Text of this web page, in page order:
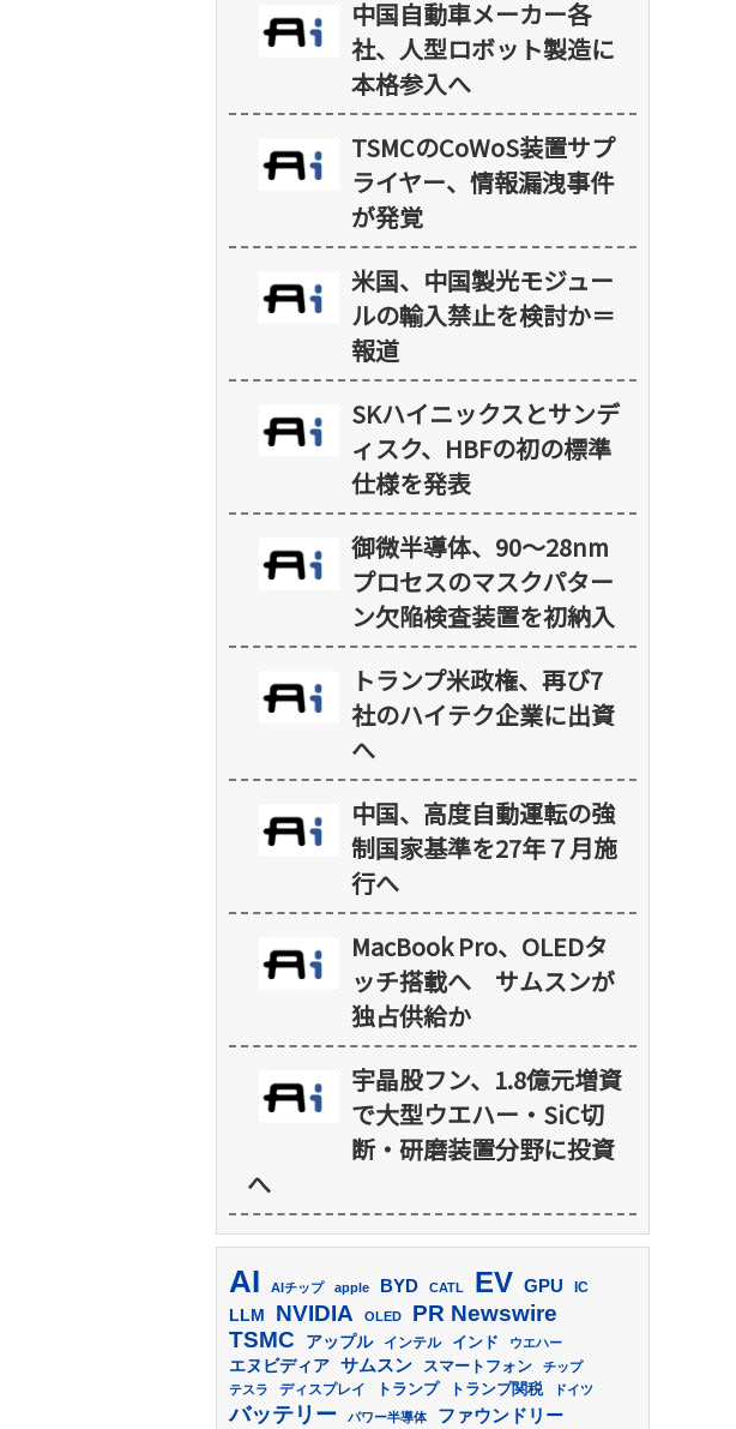
中国自動車メーカー各
社、人型ロボット製造に
本格参入へ
TSMCのCoWoS装置サプ
ライヤー、情報漏洩事件
が発覚
米国、中国製光モジュー
ルの輸入禁止を検討か＝
報道
SKハイニックスとサンデ
ィスク、HBFの初の標準
仕様を発表
御微半導体、90～28nm
プロセスのマスクパター
ン欠陥検査装置を初納入
トランプ米政権、再び7
社のハイテク企業に出資
へ
中国、高度自動運転の強
制国家基準を27年７月施
行へ
MacBook Pro、OLEDタ
ッチ搭載へ サムスンが
独占供給か
宇晶股フン、1.8億元増資
で大型ウエハー・SiC切
断・研磨装置分野に投資
へ
AI AIチップ apple BYD CATL EV GPU IC
LLM NVIDIA OLED PR Newswire
TSMC アップル インテル インド ウエハー
エヌビディア サムスン スマートフォン
チップ
テスラ
ディスプレイ トランプ トランプ関税 ドイツ
バッテリー パワー半導体 ファウンドリー